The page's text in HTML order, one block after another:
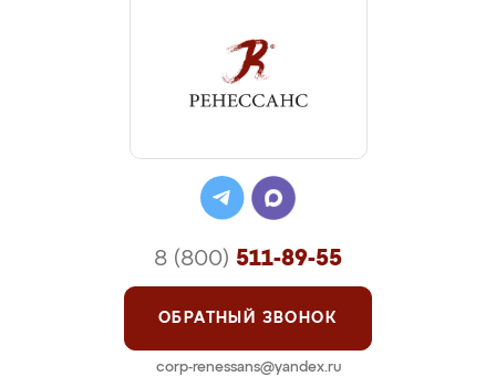
8 (800) 511-89-55
ОБРАТНЫЙ ЗВОНОК
corp-renessans@yandex.ru